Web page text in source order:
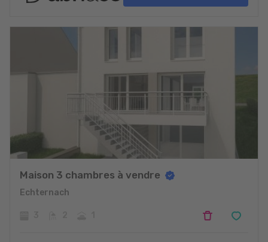
Maison 3 chambres à vendre
Echternach